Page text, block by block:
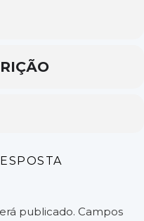
publicado. Campos